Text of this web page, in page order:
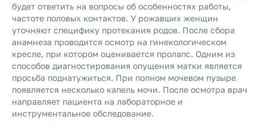
будет ответить на вопросы об особенностях работы,
частоте половых контактов. У рожавших женщин
уточняют специфику протекания родов. После сбора
анамнеза проводится осмотр на гинекологическом
кресле, при котором оценивается пролапс. Одним из
способов диагностирования опущения матки является
просьба поднатужиться. При полном мочевом пузыре
появляется несколько капель мочи. После осмотра врач
направляет пациента на лабораторное и
инструментальное обследование.